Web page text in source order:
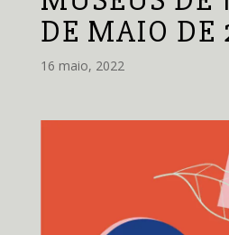
DE MAIO DE
16 maio, 2022